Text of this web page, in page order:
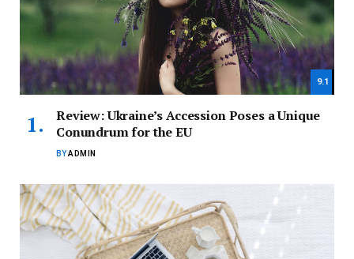
9.1
Review: Ukraine’s Accession Poses a Unique
Conundrum for the EU
BYADMIN